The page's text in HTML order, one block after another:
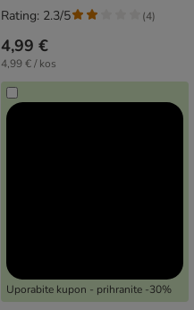
4,99 €
4,99 € / kos
Uporabite kupon - prihranite -30%
Rating: 2.3/5 (4)